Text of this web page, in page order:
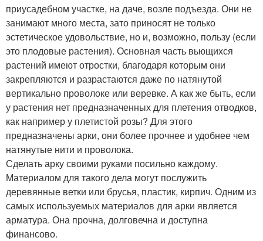
приусадебном участке, на даче, возле подъезда. Они не
занимают много места, зато приносят не только
эстетическое удовольствие, но и, возможно, пользу (если
это плодовые растения). Основная часть вьющихся
растений имеют отростки, благодаря которым они
закрепляются и разрастаются даже по натянутой
вертикально проволоке или веревке. А как же быть, если
у растения нет предназначенных для плетения отводков,
как например у плетистой розы? Для этого
предназначены арки, они более прочнее и удобнее чем
натянутые нити и проволока.
Сделать арку своими руками посильно каждому.
Материалом для такого дела могут послужить
деревянные ветки или брусья, пластик, кирпич. Одним из
самых используемых материалов для арки является
арматура. Она прочна, долговечна и доступна
финансово.